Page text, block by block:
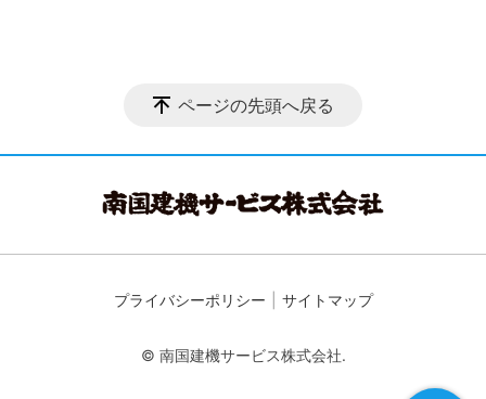
ページの先頭へ戻る
プライバシーポリシー サイトマップ
© 南国建機サービス株式会社.